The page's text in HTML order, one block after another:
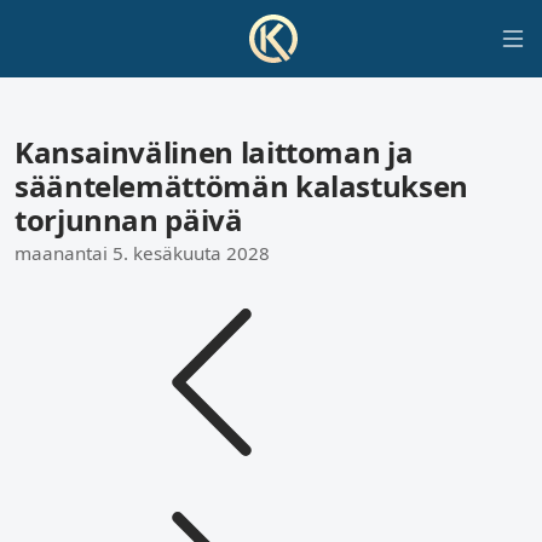
Kansainvälinen laittoman ja
sääntelemättömän kalastuksen
torjunnan päivä
maanantai 5. kesäkuuta 2028